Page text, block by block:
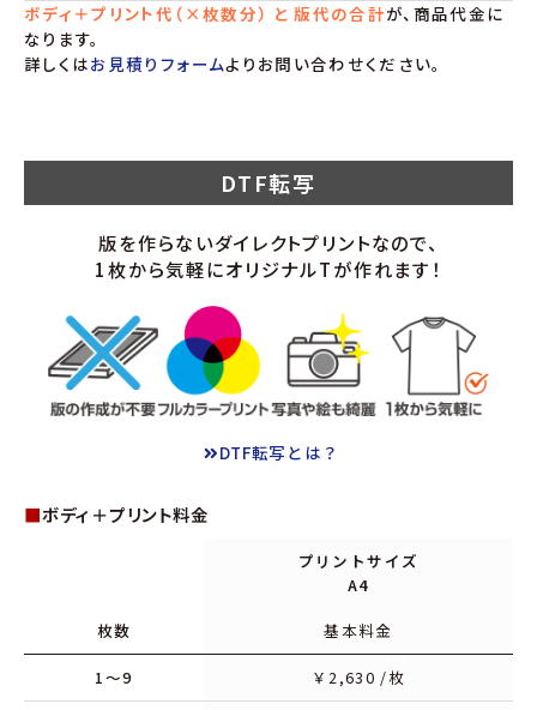
ボディ＋プリント代（×枚数分） と 版代の合計が、商品代金に
なります。
詳しくはお見積りフォームよりお問い合わせください。
DTF転写
版を作らないダイレクトプリントなので、
1枚から気軽にオリジナルTが作れます！
DTF転写とは？
■ボディ＋プリント料金
プリントサイズ
A4
枚数
基本料金
1～9 ￥2,630 /枚